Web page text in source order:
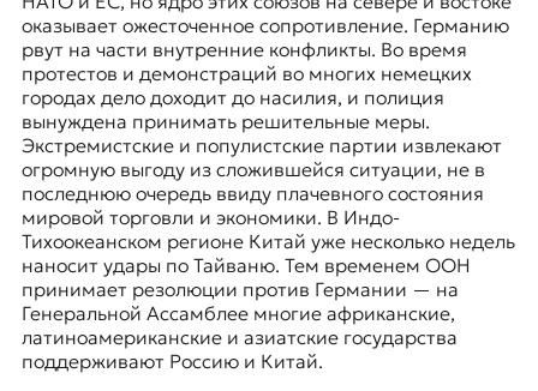
о
н
т
е
к
с
т
е
оказывает ожесточенное сопротивление. Германию
рвут на части внутренние конфликты. Во время
протестов и демонстраций во многих немецких
городах дело доходит до насилия, и полиция
вынуждена принимать решительные меры.
Экстремистские и популистские партии извлекают
огромную выгоду из сложившейся ситуации, не в
последнюю очередь ввиду плачевного состояния
мировой торговли и экономики. В Индо-
Тихоокеанском регионе Китай уже несколько недель
наносит удары по Тайваню. Тем временем ООН
принимает резолюции против Германии — на
Генеральной Ассамблее многие африканские,
латиноамериканские и азиатские государства
поддерживают Россию и Китай.